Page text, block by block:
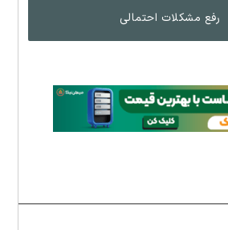
رفع مشکلات احتمالی